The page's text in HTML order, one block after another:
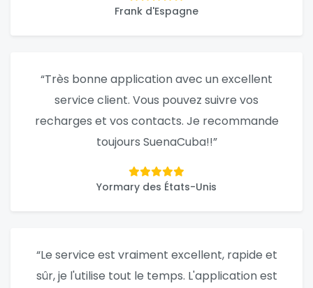
Frank d'Espagne
“Très bonne application avec un excellent
service client. Vous pouvez suivre vos
recharges et vos contacts. Je recommande
toujours SuenaCuba!!”
Yormary des États-Unis
“Le service est vraiment excellent, rapide et
sûr, je l'utilise tout le temps. L'application est